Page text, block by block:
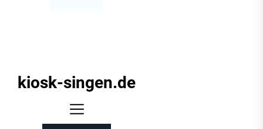
kiosk-
kiosk-singen.de